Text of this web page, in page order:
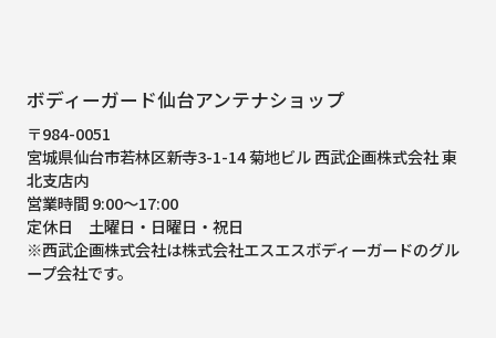
ボディーガード仙台アンテナショップ
〒984-0051
宮城県仙台市若林区新寺3-1-14 菊地ビル 西武企画株式会社 東
北支店内
営業時間 9:00～17:00
定休日 土曜日・日曜日・祝日
※西武企画株式会社は株式会社エスエスボディーガードのグル
ープ会社です。